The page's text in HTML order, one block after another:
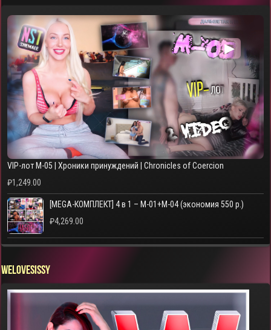
▶
VIP-лот M-05 | Хроники принуждений | Chronicles of Coercion
₽1,249.00
[MEGA-КОМПЛЕКТ] 4 в 1 – M-01+M-04 (экономия 550 р.)
₽4,269.00
WELOVESISSY